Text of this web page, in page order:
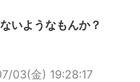
いようなもんか？
03(金) 19:28:17